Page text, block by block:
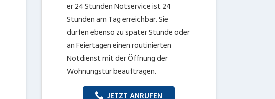
er 24 Stunden Notservice ist 24
Stunden am Tag erreichbar. Sie
dürfen ebenso zu später Stunde oder
an Feiertagen einen routinierten
Notdienst mit der Öffnung der
Wohnungstür beauftragen.
JETZT ANRUFEN